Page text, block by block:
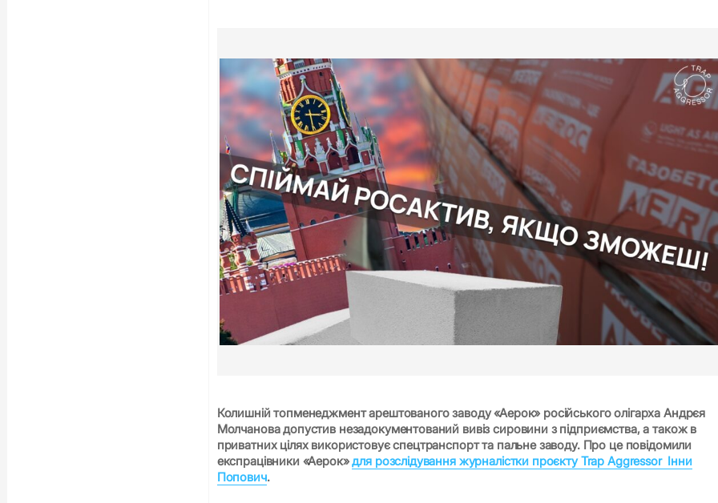
Колишній топменеджмент арештованого заводу «Аерок» російського олігарха Андрєя
Молчанова допустив незадокументований вивіз сировини з підприємства, а також в
приватних цілях використовує спецтранспорт та пальне заводу. Про це повідомили
експрацівники «Аерок»для розслідування журналістки проєкту Trap Aggressor Інни
Попович.